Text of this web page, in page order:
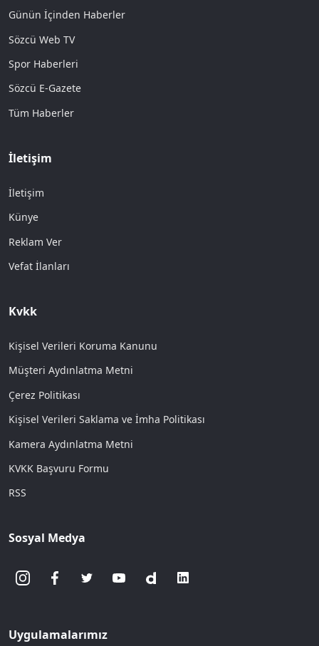
Günün İçinden Haberler
Sözcü Web TV
Spor Haberleri
Sözcü E-Gazete
Tüm Haberler
İletişim
İletişim
Künye
Reklam Ver
Vefat İlanları
Kvkk
Kişisel Verileri Koruma Kanunu
Müşteri Aydınlatma Metni
Çerez Politikası
Kişisel Verileri Saklama ve İmha Politikası
Kamera Aydınlatma Metni
KVKK Başvuru Formu
RSS
Sosyal Medya
Uygulamalarımız